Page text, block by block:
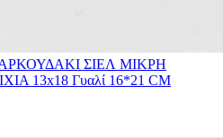
ΣΙΕΛ ΜΙΚΡΗ
13x18 Γυαλί 16*21 CM